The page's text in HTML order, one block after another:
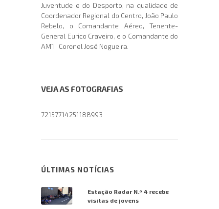
Juventude e do Desporto, na qualidade de
Coordenador Regional do Centro, João Paulo
Rebelo, o Comandante Aéreo, Tenente-
General Eurico Craveiro, e o Comandante do
AM1, Coronel José Nogueira.
VEJA AS FOTOGRAFIAS
72157714251188993
ÚLTIMAS NOTÍCIAS
Estação Radar N.º 4 recebe
visitas de jovens